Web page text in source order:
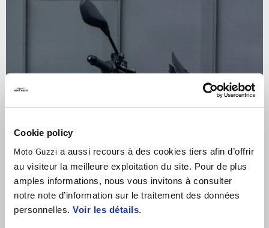
Cookie policy
Moto Guzzi a aussi recours à des cookies tiers afin d’offrir
au visiteur la meilleure exploitation du site. Pour de plus
amples informations, nous vous invitons à consulter
notre note d’information sur le traitement des données
personnelles. Voir les détails.
Sous le signe de l'Aigle